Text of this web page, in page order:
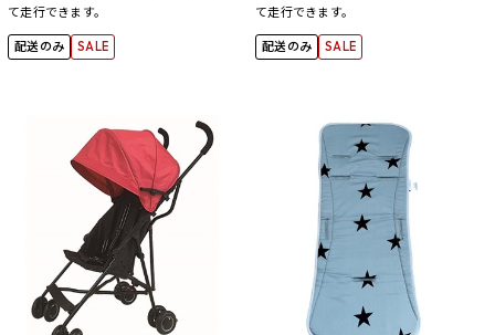
て走行できます。
配送のみ SALE
て走行できます。
配送のみ SALE